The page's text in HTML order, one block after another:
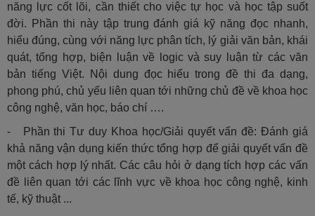
năng lực cốt lõi, cần thiết cho việc tự học và học tập suốt
đời. Phần thi này tập trung đánh giá kỹ năng đọc nhanh,
hiểu đúng, cùng với năng lực phân tích, lý giải văn bản, khái
quát, tổng hợp, biện luận về logic và suy luận từ các văn
bản tiếng Việt. Nội dung đọc hiểu trong đề thi đa dạng,
phong phú, chủ yếu liên quan tới những chủ đề về khoa học
công nghệ, văn học, báo chí ….
- Phần thi Tư duy Khoa học/Giải quyết vấn đề: Đánh giá
khả năng vận dụng kiến thức tổng hợp để giải quyết vấn đề
một cách hợp lý nhất. Các câu hỏi ở dạng tích hợp các vấn
đề liên quan tới các lĩnh vực về khoa học công nghệ, kinh
tế, kỹ thuật ...